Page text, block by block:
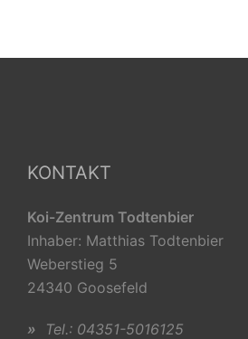
KONTAKT
Koi-Zentrum Todtenbier
Inhaber: Matthias Todtenbier
Weberstieg 5
24340 Goosefeld
» Tel.: 04351-5016125